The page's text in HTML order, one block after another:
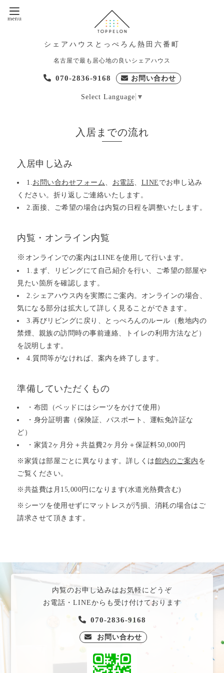
シェアハウスとっぺろん熱田六番町
名古屋で最も居心地の良いシェアハウス
070-2836-9168 お問い合わせ
Select Language ▼
入居までの流れ
入居申し込み
1.お問い合わせフォーム、 お電話、 LINE でお申し込み
ください。折り返しご連絡いたします。
2.面接、ご希望の場合は内覧の日程を調整いたします。
内覧・オンライン内覧
※ オンラインでの案内はLINEを使用して行います。
1.まず、リビングにて自己紹介を行い、ご希望の部屋や
見たい箇所を確認します。
2.シェアハウス内を実際にご案内。オンラインの場合、
気になる部分は拡大して詳しく見ることができます。
3.再びリビングに戻り、とっぺろんのルール（敷地内の
禁煙、親族の訪問時の事前連絡、トイレの利用方法など）
を説明します。
4.質問等がなければ、案内を終了します。
準備していただくもの
・布団（ベッドにはシーツをかけて使用）
・身分証明書（保険証、パスポート、運転免許証な
ど）
・家賃2ヶ月分＋共益費2ヶ月分＋保証料50,000円
※家賃は部屋ごとに異なります。詳しくは館内のご案内 を
ご覧ください。
※共益費は月15,000円になります(水道光熱費含む)
※シーツを使用せずにマットレスが汚損、消耗の場合はご
請求させて頂きます。
内覧のお申し込みはお気軽にどうぞ
お電話・LINEからも受け付けております
070-2836-9168
お問い合わせ